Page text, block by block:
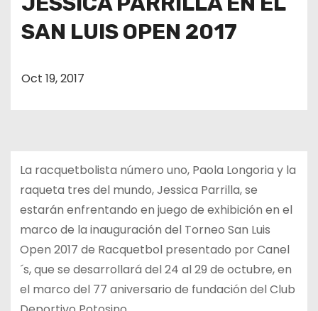
SAN LUIS OPEN 2017
Oct 19, 2017
La racquetbolista número uno, Paola Longoria y la
raqueta tres del mundo, Jessica Parrilla, se
estarán enfrentando en juego de exhibición en el
marco de la inauguración del Torneo San Luis
Open 2017 de Racquetbol presentado por Canel
´s, que se desarrollará del 24 al 29 de octubre, en
el marco del 77 aniversario de fundación del Club